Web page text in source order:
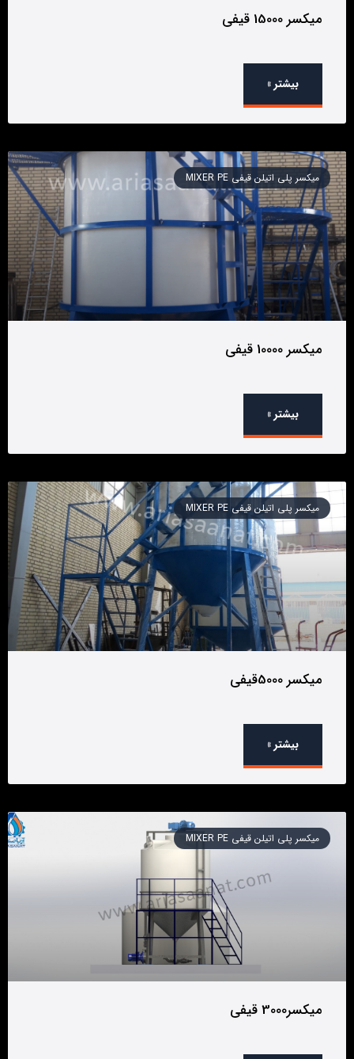
میکسر 15000 قیفی
بیشتر »
میکسر پلی اتیلن قیفی MIXER PE
میکسر 10000 قیفی
بیشتر »
میکسر پلی اتیلن قیفی MIXER PE
میکسر 5000قیفی
بیشتر »
میکسر پلی اتیلن قیفی MIXER PE
میکسر3000 قیفی